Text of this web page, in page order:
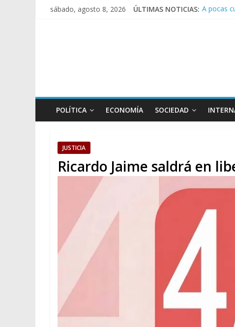
sábado, agosto 8, 2026 ÚLTIMAS NOTICIAS: A pocas
Pesar
Tras la
Causa
POLÍTICA ECONOMÍA SOCIEDAD
JUSTICIA
Ricardo Jaime saldrá en